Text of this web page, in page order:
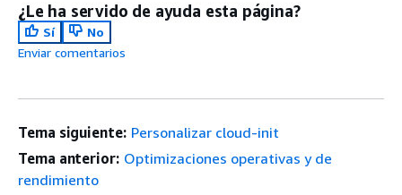
¿Le ha servido de ayuda esta página?
Sí
No
Enviar comentarios
Tema siguiente: Personalizar cloud-init
Tema anterior: Optimizaciones operativas y de
rendimiento